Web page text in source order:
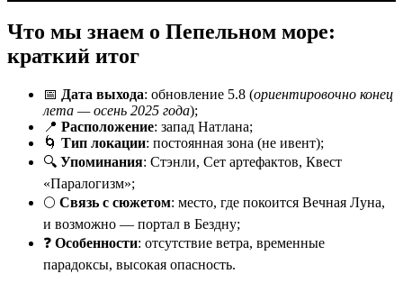
Что мы знаем о Пепельном море:
краткий итог
📅 Дата выхода: обновление 5.8 (ориентировочно конец
лета — осень 2025 года);
📍 Расположение: запад Натлана;
🌀 Тип локации: постоянная зона (не ивент);
🔍 Упоминания: Стэнли, Сет артефактов, Квест
«Паралогизм»;
🌕 Связь с сюжетом: место, где покоится Вечная Луна,
и возможно — портал в Бездну;
❓ Особенности: отсутствие ветра, временные
парадоксы, высокая опасность.